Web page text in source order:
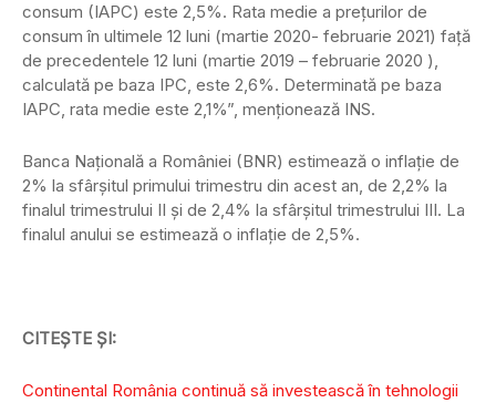
consum (IAPC) este 2,5%. Rata medie a preţurilor de
consum în ultimele 12 luni (martie 2020- februarie 2021) faţă
de precedentele 12 luni (martie 2019 – februarie 2020 ),
calculată pe baza IPC, este 2,6%. Determinată pe baza
IAPC, rata medie este 2,1%”, menționează INS.
Banca Naţională a României (BNR) estimează o inflaţie de
2% la sfârşitul primului trimestru din acest an, de 2,2% la
finalul trimestrului II şi de 2,4% la sfârşitul trimestrului III. La
finalul anului se estimează o inflaţie de 2,5%.
CITEȘTE ȘI:
Continental România continuă să investească în tehnologii